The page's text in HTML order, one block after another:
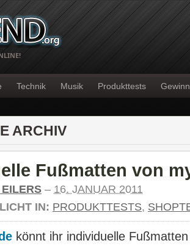
Technik Musik Produkttests
ARCHIV
Fußmatten von
– 16. JANUAR 2011
IN: PRODUKTTESTS,
könnt ihr individuelle